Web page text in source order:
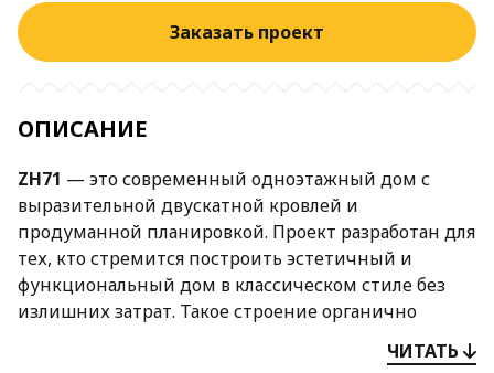
Заказать проект
ОПИСАНИЕ
ZH71 — это современный одноэтажный дом с
выразительной двускатной кровлей и
продуманной планировкой. Проект разработан для
тех, кто стремится построить эстетичный и
функциональный дом в классическом стиле без
излишних затрат. Такое строение органично
ЧИТАТЬ